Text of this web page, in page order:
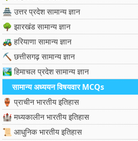
🏯 उत्तर प्रदेश सामान्य ज्ञान
🌳 झारखंड सामान्य ज्ञान
🚜 हरियाणा सामान्य ज्ञान
⛏️ छत्तीसगढ़ सामान्य ज्ञान
🏞️ हिमाचल प्रदेश सामान्य ज्ञान
सामान्य अध्ययन विषयवार MCQs
🏺 प्राचीन भारतीय इतिहास
🏰 मध्यकालीन भारतीय इतिहास
📜 आधुनिक भारतीय इतिहास